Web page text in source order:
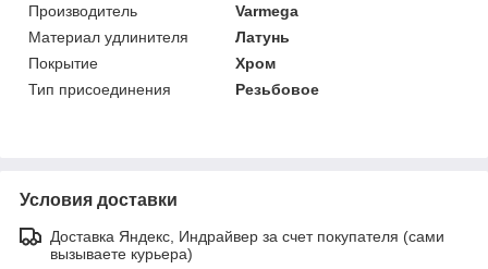
Производитель
Varmega
Материал удлинителя
Латунь
Покрытие
Хром
Тип присоединения
Резьбовое
Условия доставки
Доставка Яндекс, Индрайвер за счет покупателя (сами
вызываете курьера)